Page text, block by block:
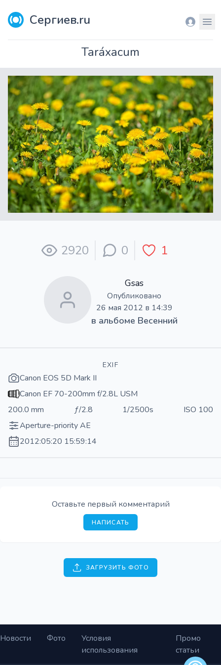
Сергиев.ru Вход
Taráxacum
2920 0 1
Gsas
Опубликовано
26 мая 2012 в 14:39
в альбоме Весенний
EXIF
Canon EOS 5D Mark II
Canon EF 70-200mm f/2.8L USM
200.0 mm
ƒ/2.8 1/2500s
ISO 100
Aperture-priority AE
2012:05:20 15:59:14
Оставьте первый комментарий
НАПИСАТЬ
ЗАГРУЗИТЬ ФОТО
Новости Фото
Условия
использования
Промо
статьи